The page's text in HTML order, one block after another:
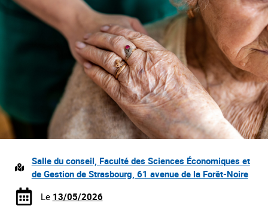
Salle du conseil, Faculté des Sciences Économiques et
de Gestion de Strasbourg, 61 avenue de la Forêt-Noire
Le 13/05/2026